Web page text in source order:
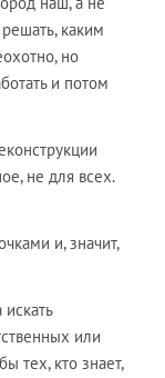
каким
но
и потом
не для всех.
и, значит,
искать
или
тех, кто знает,